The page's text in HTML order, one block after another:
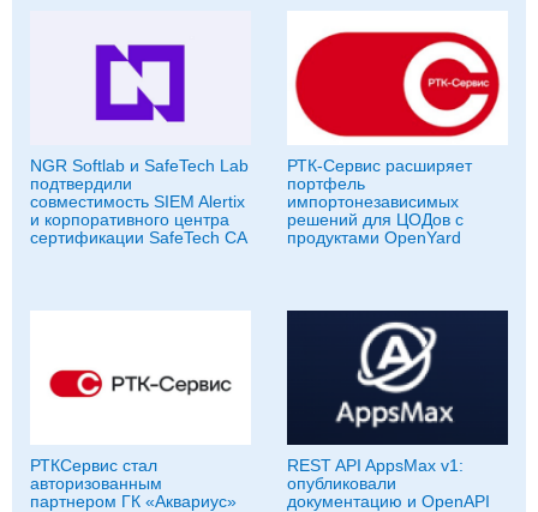
NGR Softlab и SafeTech Lab
подтвердили
совместимость SIEM Alertix
и корпоративного центра
сертификации SafeTech CA
РТК-Сервис расширяет
портфель
импортонезависимых
решений для ЦОДов с
продуктами OpenYard
РТКСервис стал
авторизованным
партнером ГК «Аквариус»
REST API AppsMax v1:
опубликовали
документацию и OpenAPI